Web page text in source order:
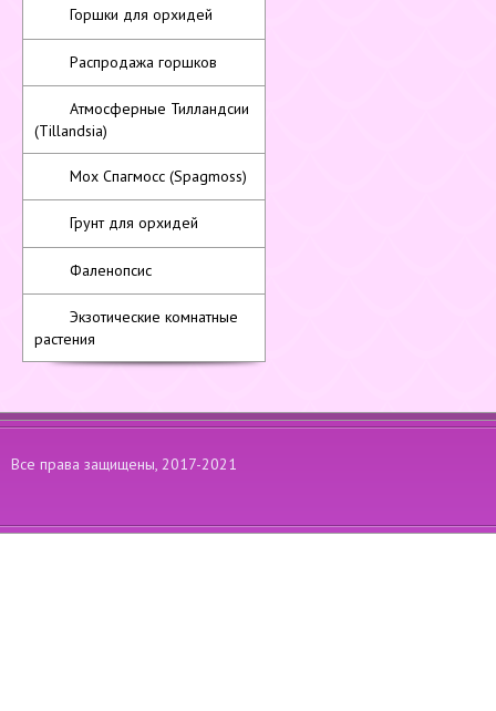
Горшки для орхидей
Распродажа горшков
Атмосферные Тилландсии
(Tillandsia)
Мох Спагмосс (Spagmoss)
Грунт для орхидей
Фаленопсис
Экзотические комнатные
растения
Все права защищены, 2017-2021